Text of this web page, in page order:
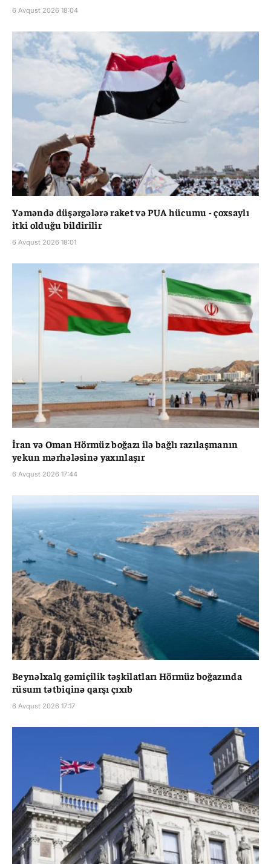
6 Avqust 2026 18:04
Yəməndə düşərgələrə raket və PUA hücumu - çoxsaylı
itki olduğu bildirilir
6 Avqust 2026 18:01
İran və Oman Hörmüz boğazı ilə bağlı razılaşmanın
yekun mərhələsinə yaxınlaşır
6 Avqust 2026 17:44
Beynəlxalq gəmiçilik təşkilatları Hörmüz boğazında
rüsum tətbiqinə qarşı çıxıb
6 Avqust 2026 17:17